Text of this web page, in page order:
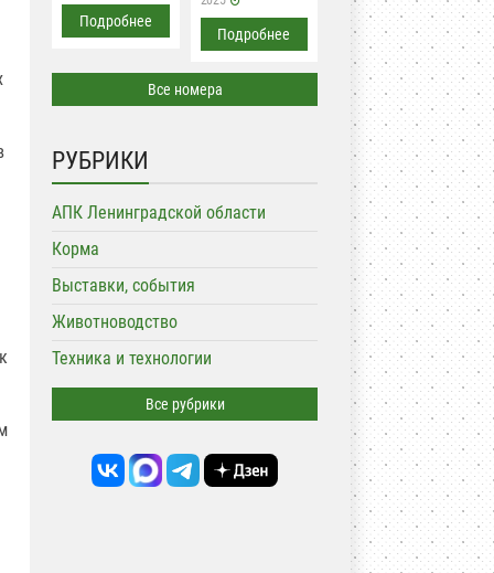
Подробнее
Подробнее
Все номера
РУБРИКИ
АПК Ленинградской области
Корма
Выставки, события
Животноводство
Техника и технологии
Все рубрики